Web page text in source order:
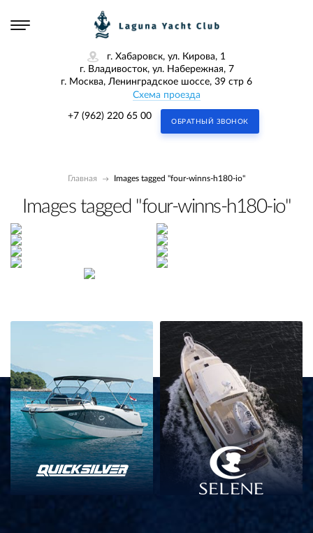
г. Хабаровск, ул. Кирова, 1
г. Владивосток, ул. Набережная, 7
г. Москва, Ленинградское шоссе, 39 стр 6
Схема проезда
+7 (962) 220 65 00
ОБРАТНЫЙ ЗВОНОК
Главная Images tagged "four-winns-h180-io"
Images tagged "four-winns-h180-io"